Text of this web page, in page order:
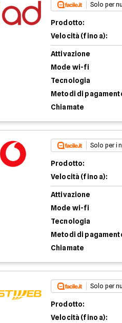
Solo per
Prodotto:
Velocità (fino a):
Attivazione
Mode wi-fi
Tecnologia
Metodi di
Chiamate
Solo per i
Prodotto:
Velocità (fino a):
Attivazione
Mode wi-fi
Tecnologia
Metodi di
Chiamate
Solo per
Prodotto:
Velocità (fino a):